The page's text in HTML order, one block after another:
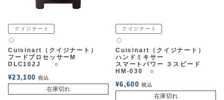
クイジナート
白2
Cuisinart（クイジナート）
フードプロセッサーM
DLC102J ○
¥23,100 税込
在庫切れ
クイジナート
白2
Cuisinart（クイジナート）
ハンドミキサー
スマートパワー ３スピード
HM-030 ○
¥6,600 税込
在庫切れ